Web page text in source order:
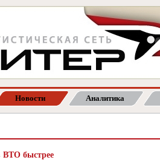
Новости Аналитика
ВТО быстрее